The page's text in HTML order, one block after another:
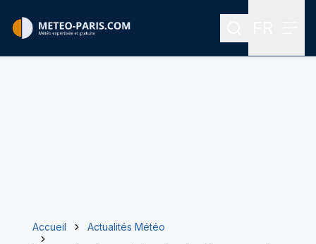
Rechercher
Accueil
Actualités Météo